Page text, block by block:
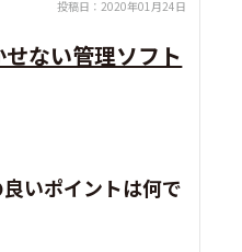
投稿日： 2020年01月24日
ない管理ソフト
いポイントは何で